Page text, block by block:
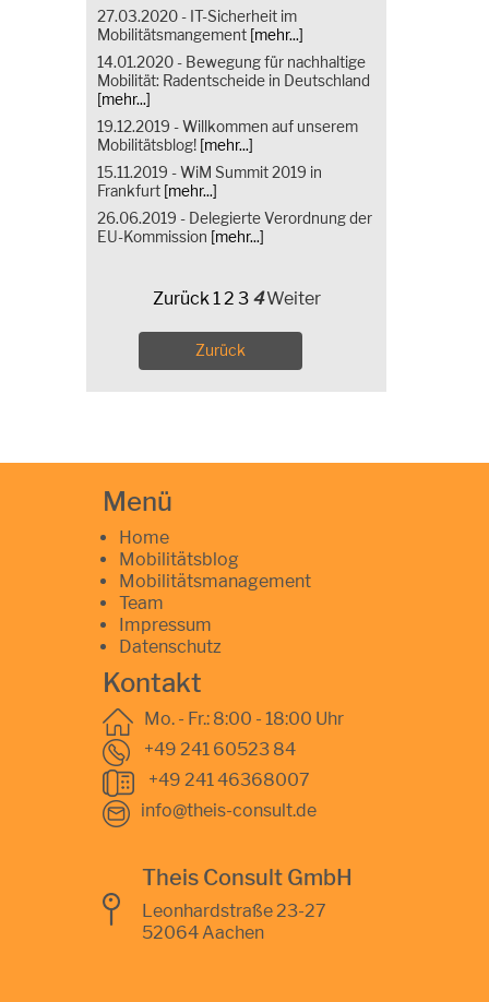
27.03.2020 - IT-Sicherheit im
Mobilitätsmangement [mehr...]
14.01.2020 - Bewegung für nachhaltige
Mobilität: Radentscheide in Deutschland
[mehr...]
19.12.2019 - Willkommen auf unserem
Mobilitätsblog! [mehr...]
15.11.2019 - WiM Summit 2019 in
Frankfurt [mehr...]
26.06.2019 - Delegierte Verordnung der
EU-Kommission [mehr...]
Zurück12 3 4Weiter
Zurück
Menü
Home
Mobilitätsblog
Mobilitätsmanagement
Team
Impressum
Datenschutz
Kontakt
Mo. - Fr.: 8:00 - 18:00 Uhr
+49 241 60523 84
+49 241 46368007
info@theis-consult.de
Theis Consult GmbH
Leonhardstraße 23-27
52064 Aachen